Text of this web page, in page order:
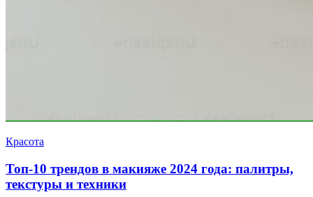
Красота
Топ-10 трендов в макияже 2024 года: палитры,
текстуры и техники